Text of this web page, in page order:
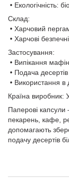
• Екологічність:
Склад:
• Харчовий
• Харчові
Застосування:
• Випікання
• Подача
• Використання в
Країна виробник:
Паперові
пекарень, кафе,
допомагають
подачу десертів